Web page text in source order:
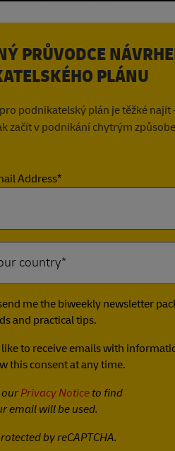
PRŮVODCE
PLÁNU
podnikatelský plán je těžké najít
začít v podnikání chytrým
Address*
send me the biweekly newsletter
and practical tips.
like to receive emails with
this consent at any time.
ourPrivacy Notice to find
email will be used.
by reCAPTCHA.